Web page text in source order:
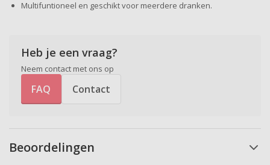
Heb je een vraag?
Neem contact met ons op
FAQ Contact
Multifuntioneel en geschikt voor meerdere dranken.
Beoordelingen